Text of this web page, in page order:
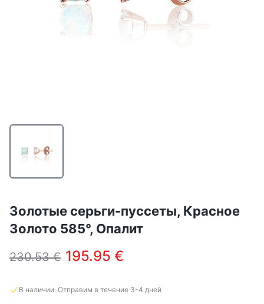
Золотые серьги-пуссеты, Красное
Золото 585°, Опалит
230.53 € 195.95 €
В наличии·Отправим в течение 3-4 дней